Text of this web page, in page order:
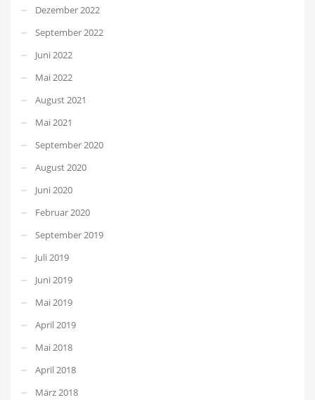
Dezember 2022
September 2022
Juni 2022
Mai 2022
August 2021
Mai 2021
September 2020
August 2020
Juni 2020
Februar 2020
September 2019
Juli 2019
Juni 2019
Mai 2019
April 2019
Mai 2018
April 2018
März 2018